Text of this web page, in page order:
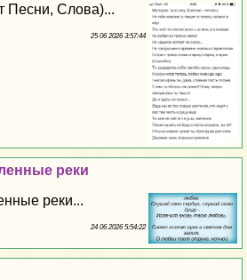
Песни, Слова)...
25 06 2026 3:57:44
реки
реки...
24 06 2026 5:54:22